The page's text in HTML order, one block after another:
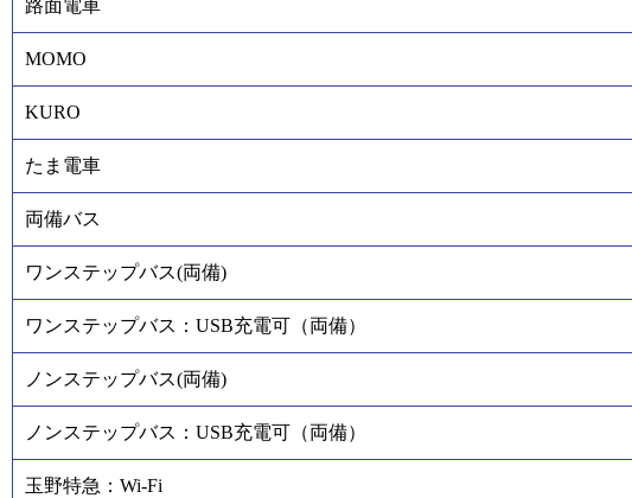
路面電車
MOMO
KURO
たま電車
両備バス
ワンステップバス(両備)
ワンステップバス：USB充電可（両備）
ノンステップバス(両備)
ノンステップバス：USB充電可（両備）
玉野特急：Wi-Fi